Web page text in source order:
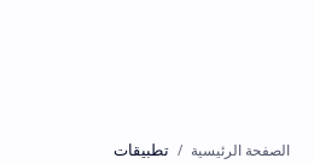
الصفحة الرئيسية تطبيقات